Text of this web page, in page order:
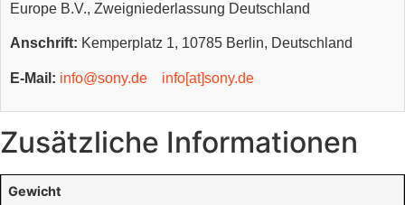
Europe B.V., Zweigniederlassung Deutschland
Anschrift: Kemperplatz 1, 10785 Berlin, Deutschland
E-Mail: info@sony.de info[at]sony.de
Zusätzliche Informationen
Gewicht